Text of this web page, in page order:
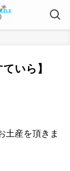
いら】
土産を頂きま